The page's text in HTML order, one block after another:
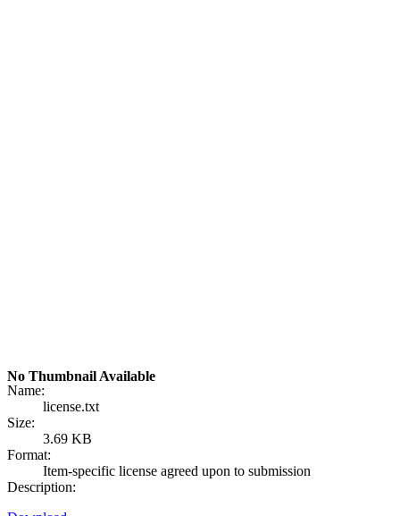
No Thumbnail Available
Name:
license.txt
Size:
3.69 KB
Format:
Item-specific license agreed upon to submission
Description: